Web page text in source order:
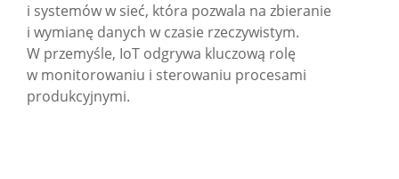
i systemów w sieć, która pozwala na zbieranie
i wymianę danych w czasie rzeczywistym.
W przemyśle, IoT odgrywa kluczową rolę
w monitorowaniu i sterowaniu procesami
produkcyjnymi.